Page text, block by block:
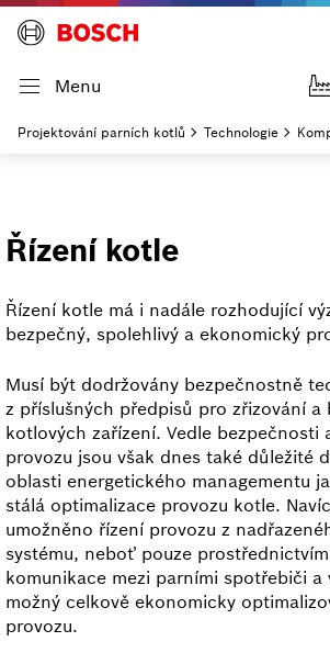
Menu
Projektování parních kotlů Technologie
Řízení kotle
Řízení kotle má i nadále rozhodující
bezpečný, spolehlivý a ekonomický
Musí být dodržovány bezpečnostně
z příslušných předpisů pro zřizování a
kotlových zařízení. Vedle bezpečnosti
provozu jsou však dnes také důležité
oblasti energetického managementu
stálá optimalizace provozu kotle.
umožněno řízení provozu z
systému, neboť pouze
komunikace mezi parními spotřebiči a
možný celkově ekonomicky
provozu.